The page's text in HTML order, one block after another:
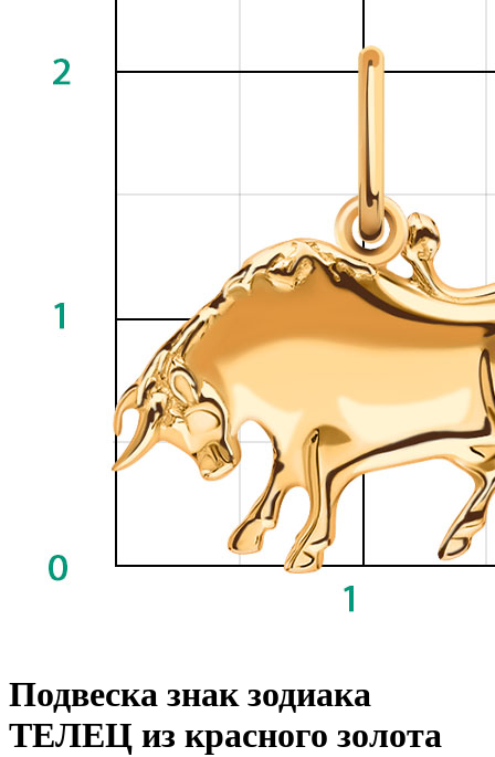
Подвеска знак зодиака
ТЕЛЕЦ из красного золота